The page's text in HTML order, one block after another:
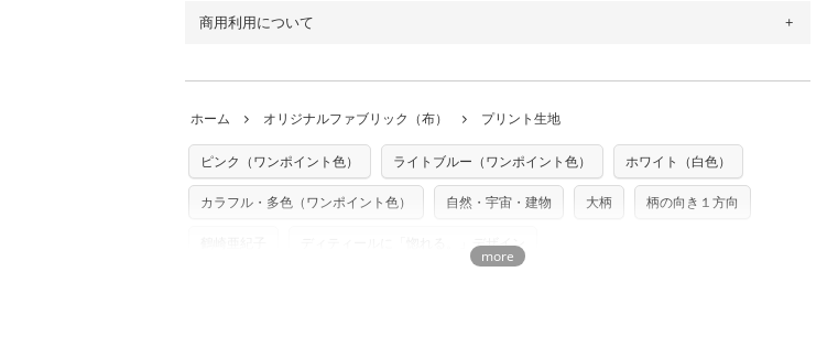
※カットを希望の方は備考欄に「50cmずつカット希望」などご記載ください（50cm
単位でのカットのみ）
（キャンバス・11号帆布）です。
◎ 各生地の詳細を見る
ります。
※万が一、検品時に不備が見つかった場合は、4～5営業日後の発送となる場合がござ
※土日祝は営業日に含まれません。
※配送日のご指定は承れません。出来上がり次第、順次発送いたします。
・布はご注文後に注文数量のみをプリントするため、
購入後の返品および交換は承る
ていた色味と違う、などの理由での返品は承れません。予めご了承ください。
返品・交換対象の基準について詳しくは こちら
商用利用について
た記載も不要です。（製品化した際に起こる全ての問題、クレームにつきましては当
店及びnunocoto fabricは一切の責任を負いませんのでご了承ください）
※有料型紙（ホームソーイング型紙シリーズ）および柄がえらべるキットに付属された
型紙は商用利用できませんのでご注意ください。型紙自体の転用・販売および型紙を
ホーム オリジナルファブリック（布） プリント生地
ピンク（ワンポイント色） ライトブルー（ワンポイント色） ホワイト（白色）
カラフル・多色（ワンポイント色） 自然・宇宙・建物 大柄 柄の向き１方向
ディティールに「惚れる。」デザイン